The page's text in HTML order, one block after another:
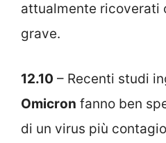
attualmente ricoverati
grave.
12.10 – Recenti studi
Omicron fanno ben
di un virus più